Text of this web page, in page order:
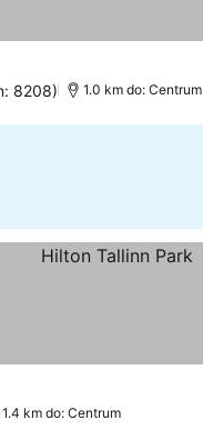
8208) 1.0 km do: Centrum
1.4 km do: Centrum